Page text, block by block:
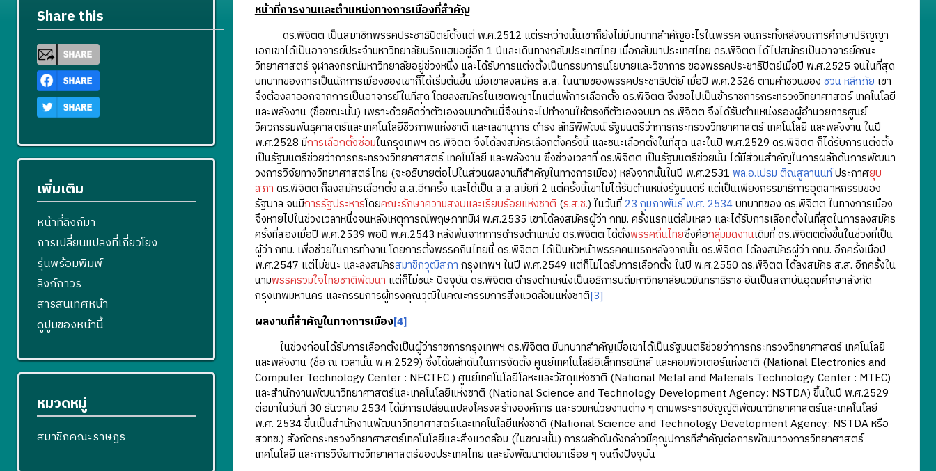
หน้าที่การงานและตำแหน่งทางการเมืองที่สำคัญ
ดร.พิจิตต เป็นสมาชิกพรรคประชาธิปัตย์ตั้งแต่ พ.ศ.2512 แต่ระหว่างนั้นเขาก็ยังไม่มีบทบาทสำคัญอะไรในพรรค จนกระทั้งหลังจบการศึกษาปริญญา
เอกเขาได้เป็นอาจารย์ประจำมหาวิทยาลัยบริกแฮมอยู่อีก 1 ปีและเดินทางกลับประเทศไทย เมื่อกลับมาประเทศไทย ดร.พิจิตต ได้ไปสมัครเป็นอาจารย์คณะ
วิทยาศาสตร์ จุฬาลงกรณ์มหาวิทยาลัยอยู่ช่วงหนึ่ง และได้รับการแต่งตั้งเป็นกรรมการนโยบายและวิชาการ ของพรรคประชาธิปัตย์เมื่อปี พ.ศ.2525 จนในที่สุด
บทบาทของการเป็นนักการเมืองของเขาก็ได้เริ่มต้นขึ้น เมื่อเขาลงสมัคร ส.ส. ในนามของพรรคประชาธิปตัย์ เมื่อปี พ.ศ.2526 ตามคำชวนของ ชวน หลีกภัย เขา
จึงต้องลาออกจากการเป็นอาจารย์ในที่สุด โดยลงสมัครในเขตพญาไทแต่แพ้การเลือกตั้ง ดร.พิจิตต จึงขอไปเป็นข้าราชการกระทรวงวิทยาศาสตร์ เทคโนโลยี
และพลังงาน (ชื่อขณะนั้น) เพราะด้วยคิดว่าตัวเองจบมาด้านนี้จึงน่าจะไปทำงานให้ตรงที่ตัวเองจบมา ดร.พิจิตต จึงได้รับตำแหน่งรองผู้อำนวยการศูนย์
วิศวกรรมพันธุศาสตร์และเทคโนโลยีชีวภาพแห่งชาติ และเลขานุการ ดำรง ลัทธิพิพัฒน์ รัฐมนตรีว่าการกระทรวงวิทยาศาสตร์ เทคโนโลยี และพลังงาน ในปี
พ.ศ.2528 มีการเลือกตั้งซ่อมในกรุงเทพฯ ดร.พิจิตต จึงได้ลงสมัครเลือกตั้งครั้งนี้ และชนะเลือกตั้งในที่สุด และในปี พ.ศ.2529 ดร.พิจิตต ก็ได้รับการแต่งตั้ง
เป็นรัฐมนตรีช่วยว่าการกระทรวงวิทยาศาสตร์ เทคโนโลยี และพลังงาน ซึ่งช่วงเวลาที่ ดร.พิจิตต เป็นรัฐมนตรีช่วยนั้น ได้มีส่วนสำคัญในการผลักดันการพัฒนา
วงการวิจัยทางวิทยาศาสตร์ไทย (จะอธิบายต่อไปในส่วนผลงานที่สำคัญในทางการเมือง) หลังจากนั้นในปี พ.ศ.2531 พล.อ.เปรม ติณสูลานนท์ประกาศยุบ
สภา ดร.พิจิตต ก็ลงสมัครเลือกตั้ง ส.ส.อีกครั้ง และได้เป็น ส.ส.สมัยที่ 2 แต่ครั้งนี้เขาไม่ได้รับตำแหน่งรัฐมนตรี แต่เป็นเพียงกรรมาธิการอุตสาหกรรมของ
รัฐบาล จนมีการรัฐประหารโดยคณะรักษาความสงบและเรียบร้อยแห่งชาติ (ร.ส.ช.) ในวันที่ 23 กุมภาพันธ์ พ.ศ. 2534บทบาทของ ดร.พิจิตต ในทางการเมือง
จึงหายไปในช่วงเวลาหนึ่งจนหลังเหตุการณ์พฤษภาทมิฬ พ.ศ.2535 เขาได้ลงสมัครผู้ว่า กทม. ครั้งแรกแต่ล้มเหลว และได้รับการเลือกตั้งในที่สุดในการลงสมัคร
ครั้งที่สองเมื่อปี พ.ศ.2539 พอปี พ.ศ.2543 หลังพ้นจากการดำรงตำแหน่ง ดร.พิจิตต ได้ตั้งพรรคถิ่นไทยซึ่งคือกลุ่มมดงานเดิมที่ ดร.พิจิตตตั้งขึ้นในช่วงที่เป็น
ผู้ว่า กทม. เพื่อช่วยในการทำงาน โดยการตั้งพรรคถิ่นไทยนี้ ดร.พิจิตต ได้เป็นหัวหน้าพรรคคนแรกหลังจากนั้น ดร.พิจิตต ได้ลงสมัครผู้ว่า กทม. อีกครั้งเมื่อปี
พ.ศ.2547 แต่ไม่ชนะ และลงสมัครสมาชิกวุฒิสภา กรุงเทพฯ ในปี พ.ศ.2549 แต่ก็ไม่ไดรับการเลือกตั้ง ในปี พ.ศ.2550 ดร.พิจิตต ได้ลงสมัคร ส.ส. อีกครั้งใน
นามพรรครวมใจไทยชาติพัฒนา แต่ก็ไม่ชนะ ปัจจุบัน ดร.พิจิตต ดำรงตำแหน่งเป็นอธิการบดีมหาวิทยาลัยนวมินทราธิราช อันเป็นสถาบันอุดมศึกษาสังกัด
กรุงเทพมหานคร และกรรมการผู้ทรงคุณวุฒิในคณะกรรมการสิ่งแวดล้อมแห่งชาติ[3]
ผลงานที่สำคัญในทางการเมือง[4]
ในช่วงก่อนได้รับการเลือกตั้งเป็นผู้ว่าราชการกรุงเทพฯ ดร.พิจิตต มีบทบาทสำคัญเมื่อเขาได้เป็นรัฐมนตรีช่วยว่าการกระทรวงวิทยาศาสตร์ เทคโนโลยี
และพลังงาน (ชื่อ ณ เวลานั้น พ.ศ.2529) ซึ่งได้ผลักดันในการจัดตั้ง ศูนย์เทคโนโลยีอิเล็กทรอนิกส์ และคอมพิวเตอร์แห่งชาติ (National Electronics and
Computer Technology Center : NECTEC ) ศูนย์เทคโนโลยีโลหะและวัสดุแห่งชาติ (National Metal and Materials Technology Center : MTEC)
และสำนักงานพัฒนาวิทยาศาสตร์และเทคโนโลยีแห่งชาติ (National Science and Technology Development Agency: NSTDA) ขึ้นในปี พ.ศ.2529
ต่อมาในวันที่ 30 ธันวาคม 2534 ได้มีการเปลี่ยนแปลงโครงสร้างองค์การ และรวมหน่วยงานต่าง ๆ ตามพระราชบัญญัติพัฒนาวิทยาศาสตร์และเทคโนโลยี
พ.ศ. 2534 ขึ้นเป็นสำนักงานพัฒนาวิทยาศาสตร์และเทคโนโลยีแห่งชาติ (National Science and Technology Development Agency: NSTDA หรือ
สวทช.) สังกัดกระทรวงวิทยาศาสตร์เทคโนโลยีและสิ่งแวดล้อม (ในขณะนั้น) การผลักดันดังกล่าวมีคุณูปการที่สำคัญต่อการพัฒนาวงการวิทยาศาสตร์
เทคโนโลยี และการวิจัยทางวิทยาศาสตร์ของประเทศไทย และยังพัฒนาต่อมาเรื่อย ๆ จนถึงปัจจุบัน
Share this
เพิ่มเติม
หน้าที่ลิงก์มา
การเปลี่ยนแปลงที่เกี่ยวโยง
รุ่นพร้อมพิมพ์
ลิงก์ถาวร
สารสนเทศหน้า
ดูปูมของหน้านี้
หมวดหมู่
สมาชิกคณะราษฎร